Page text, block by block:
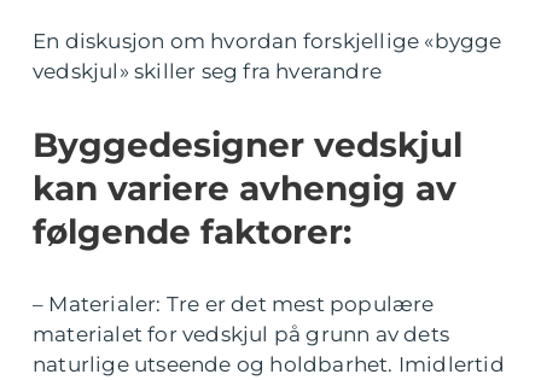
En diskusjon om hvordan forskjellige «bygge
vedskjul» skiller seg fra hverandre
Byggedesigner vedskjul
kan variere avhengig av
følgende faktorer:
– Materialer: Tre er det mest populære
materialet for vedskjul på grunn av dets
naturlige utseende og holdbarhet. Imidlertid